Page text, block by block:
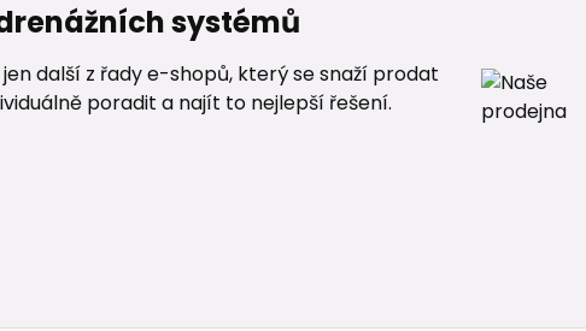
systémů
další z řady e-shopů, který se snaží prodat
poradit a najít to nejlepší řešení.